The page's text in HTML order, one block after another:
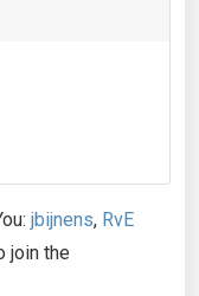
jbijnens, RvE
join the